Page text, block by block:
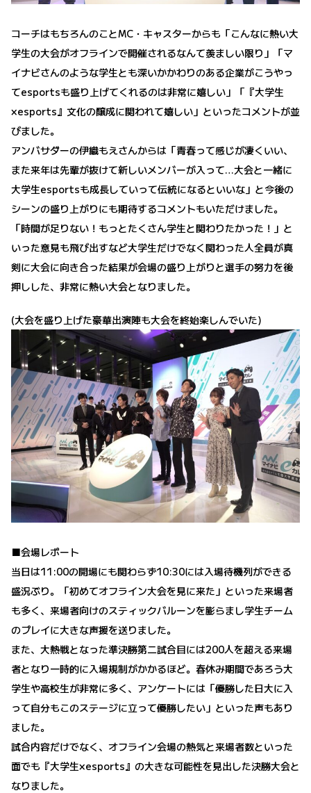
コーチはもちろんのことMC・キャスターからも「こんなに熱い大
学生の大会がオフラインで開催されるなんて羨ましい限り」「マ
イナビさんのような学生とも深いかかわりのある企業がこうやっ
てesportsも盛り上げてくれるのは非常に嬉しい」「『大学生
×esports』文化の醸成に関われて嬉しい」といったコメントが並
びました。
アンバサダーの伊織もえさんからは「青春って感じが凄くいい、
また来年は先輩が抜けて新しいメンバーが入って…大会と一緒に
大学生esportsも成長していって伝統になるといいな」と今後の
シーンの盛り上がりにも期待するコメントもいただけました。
「時間が足りない！もっとたくさん学生と関わりたかった！」と
いった意見も飛び出すなど大学生だけでなく関わった人全員が真
剣に大会に向き合った結果が会場の盛り上がりと選手の努力を後
押しした、非常に熱い大会となりました。
(大会を盛り上げた豪華出演陣も大会を終始楽しんでいた)
■会場レポート
当日は11:00の開場にも関わらず10:30には入場待機列ができる
盛況ぶり。「初めてオフライン大会を見に来た」といった来場者
も多く、来場者向けのスティックバルーンを膨らまし学生チーム
のプレイに大きな声援を送りました。
また、大熱戦となった準決勝第二試合目には200人を超える来場
者となり一時的に入場規制がかかるほど。春休み期間であろう大
学生や高校生が非常に多く、アンケートには「優勝した日大に入
って自分もこのステージに立って優勝したい」といった声もあり
ました。
試合内容だけでなく、オフライン会場の熱気と来場者数といった
面でも『大学生×esports』の大きな可能性を見出した決勝大会と
なりました。